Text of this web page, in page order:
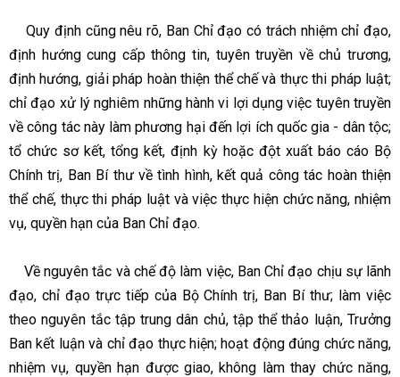
Quy định cũng nêu rõ, Ban Chỉ đạo có trách nhiệm chỉ đạo,
định hướng cung cấp thông tin, tuyên truyền về chủ trương,
định hướng, giải pháp hoàn thiện thể chế và thực thi pháp luật;
chỉ đạo xử lý nghiêm những hành vi lợi dụng việc tuyên truyền
về công tác này làm phương hại đến lợi ích quốc gia - dân tộc;
tổ chức sơ kết, tổng kết, định kỳ hoặc đột xuất báo cáo Bộ
Chính trị, Ban Bí thư về tình hình, kết quả công tác hoàn thiện
thể chế, thực thi pháp luật và việc thực hiện chức năng, nhiệm
vụ, quyền hạn của Ban Chỉ đạo.
Về nguyên tắc và chế độ làm việc, Ban Chỉ đạo chịu sự lãnh
đạo, chỉ đạo trực tiếp của Bộ Chính trị, Ban Bí thư; làm việc
theo nguyên tắc tập trung dân chủ, tập thể thảo luận, Trưởng
Ban kết luận và chỉ đạo thực hiện; hoạt động đúng chức năng,
nhiệm vụ, quyền hạn được giao, không làm thay chức năng,